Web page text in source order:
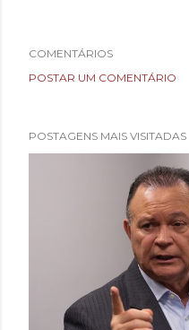
COMENTÁRIOS
POSTAR UM COMENTÁRIO
POSTAGENS MAIS VISITADAS